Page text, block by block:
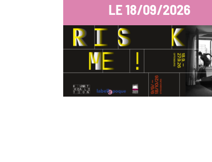
LE18/09/2026